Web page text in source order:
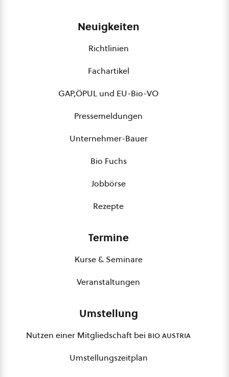
Neuigkeiten
Richtlinien
Fachartikel
GAP,ÖPUL und EU-Bio-VO
Pressemeldungen
Unternehmer-Bauer
Bio Fuchs
Jobbörse
Rezepte
Termine
Kurse & Seminare
Veranstaltungen
Umstellung
Nutzen einer Mitgliedschaft bei bio austria
Umstellungszeitplan